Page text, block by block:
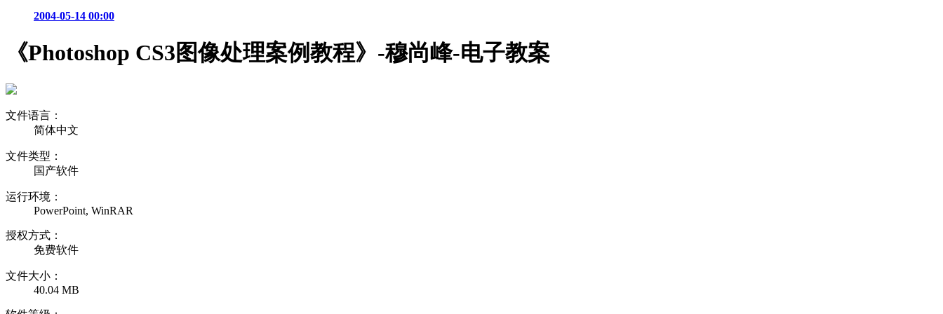
2004-05-14 00:00
《Photoshop CS3图像处理案例教程》-穆尚峰-电子教案
文件语言：
简体中文
文件类型：
国产软件
运行环境：
PowerPoint, WinRAR
授权方式：
免费软件
文件大小：
40.04 MB